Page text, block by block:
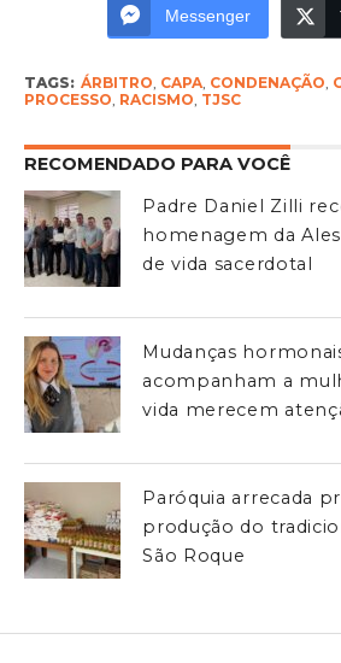
Messenger
TAGS: ÁRBITRO CAPA, CONDENAÇÃO
PROCESSO RACISMO TJSC
RECOMENDADO PARA VOCÊ
Padre Daniel Zilli
homenagem da
de vida sacerdotal
Mudanças
acompanham a
vida merecem
Paróquia arrecada
produção do
São Roque